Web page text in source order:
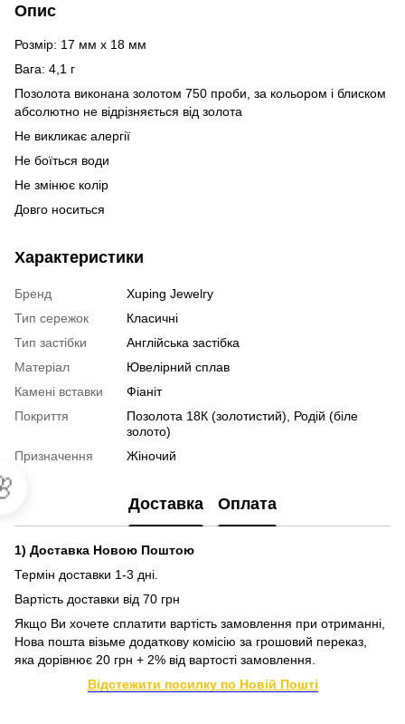
Опис
Розмір: 17 мм х 18 мм
Вага: 4,1 г
Позолота виконана золотом 750 проби, за кольором і блиском
абсолютно не відрізняється від золота
Не викликає алергії
Не боїться води
Не змінює колір
Довго носиться
Характеристики
Бренд
Xuping Jewelry
Тип сережок
Класичні
Тип застібки
Англійська застібка
Матеріал
Ювелірний сплав
Камені вставки
Фіаніт
Покриття
Позолота 18К (золотистий), Родій (біле
золото)
Призначення
Жіночий
Доставка Оплата
1) Доставка Новою Поштою
Термін доставки 1-3 дні.
Вартість доставки від 70 грн
Якщо Ви хочете сплатити вартість замовлення при отриманні,
Нова пошта візьме додаткову комісію за грошовий переказ,
яка дорівнює 20 грн + 2% від вартості замовлення.
Відстежити посилку по Новій Пошті